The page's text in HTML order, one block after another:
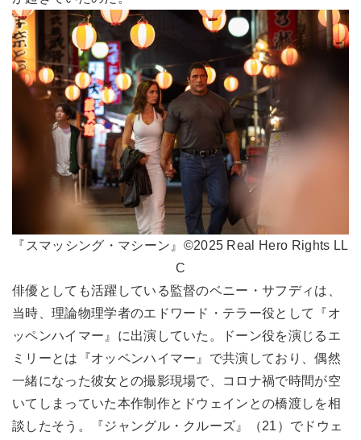
『スマッシング・マシーン』©2025 Real Hero Rights LL
C
俳優としても活躍している監督のベニー・サフディは、
当時、理論物理学者のエドワード・テラー役として『オ
ッペンハイマー』に出演していた。ドーン役を演じるエ
ミリーとは『オッペンハイマー』で共演しており、偶然
一緒になった彼女との撮影現場で、コロナ禍で時間が空
いてしまっていた本作制作とドウェインとの橋渡しを相
談したそう。『ジャングル・クルーズ』（21）でドウェ